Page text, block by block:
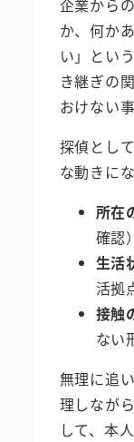
企業から
か、何か
い」とい
き継ぎの
おけない
探偵とし
な動きに
所在
確認）
生活
活拠
接触
ない
無理に追
理しなが
して、本